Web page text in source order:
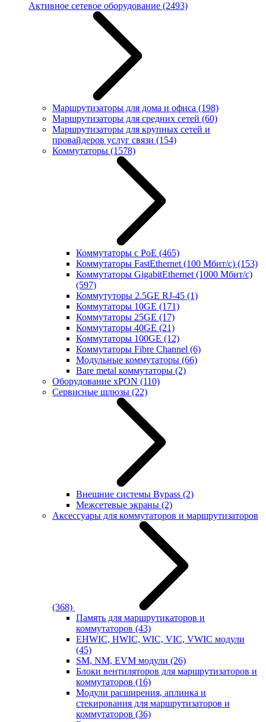
Активное сетевое оборудование (2493)
Маршрутизаторы для дома и офиса (198)
Маршрутизаторы для средних сетей (60)
Маршрутизаторы для крупных сетей и
провайдеров услуг связи (154)
Коммутаторы (1578)
Коммутаторы с PoE (465)
Коммутаторы FastEthernet (100 Мбит/с) (153)
Коммутаторы GigabitEthernet (1000 Мбит/с)
(597)
Коммутуторы 2.5GE RJ-45 (1)
Коммутаторы 10GE (171)
Коммутаторы 25GE (17)
Коммутаторы 40GE (21)
Коммутаторы 100GE (12)
Коммутаторы Fibre Channel (6)
Модульные коммутаторы (66)
Bare metal коммутаторы (2)
Оборудование xPON (110)
Сервисные шлюзы (22)
Внешние системы Bypass (2)
Межсетевые экраны (2)
Аксессуары для коммутаторов и маршрутизаторов
(368)
Память для маршрутикаторов и
коммутаторов (43)
EHWIC, HWIC, WIC, VIC, VWIC модули
(45)
SM, NM, EVM модули (26)
Блоки вентиляторов для маршрутизаторов и
коммутаторов (16)
Модули расширения, аплинка и
стекирования для маршрутизаторов и
коммутаторов (36)